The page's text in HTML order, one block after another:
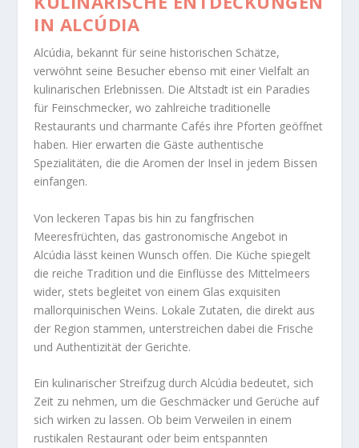
IN ALCÚDIA
Alcúdia, bekannt für seine historischen Schätze,
verwöhnt seine Besucher ebenso mit einer Vielfalt an
kulinarischen Erlebnissen. Die Altstadt ist ein Paradies
für Feinschmecker, wo zahlreiche traditionelle
Restaurants und charmante Cafés ihre Pforten geöffnet
haben. Hier erwarten die Gäste authentische
Spezialitäten, die die Aromen der Insel in jedem Bissen
einfangen.
Von leckeren Tapas bis hin zu fangfrischen
Meeresfrüchten, das gastronomische Angebot in
Alcúdia lässt keinen Wunsch offen. Die Küche spiegelt
die reiche Tradition und die Einflüsse des Mittelmeers
wider, stets begleitet von einem Glas exquisiten
mallorquinischen Weins. Lokale Zutaten, die direkt aus
der Region stammen, unterstreichen dabei die Frische
und Authentizität der Gerichte.
Ein kulinarischer Streifzug durch Alcúdia bedeutet, sich
Zeit zu nehmen, um die Geschmäcker und Gerüche auf
sich wirken zu lassen. Ob beim Verweilen in einem
rustikalen Restaurant oder beim entspannten